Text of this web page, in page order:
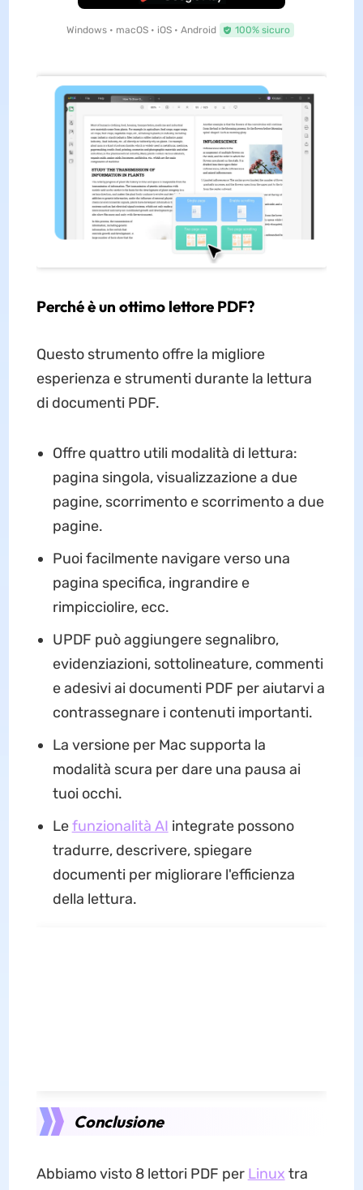
Windows • macOS • iOS • Android 100% sicuro
Perché è un ottimo lettore PDF?
Questo strumento offre la migliore
esperienza e strumenti durante la lettura
di documenti PDF.
Offre quattro utili modalità di lettura:
pagina singola, visualizzazione a due
pagine, scorrimento e scorrimento a due
pagine.
Puoi facilmente navigare verso una
pagina specifica, ingrandire e
rimpicciolire, ecc.
UPDF può aggiungere segnalibro,
evidenziazioni, sottolineature, commenti
e adesivi ai documenti PDF per aiutarvi a
contrassegnare i contenuti importanti.
La versione per Mac supporta la
modalità scura per dare una pausa ai
tuoi occhi.
Lefunzionalità AI integrate possono
tradurre, descrivere, spiegare
documenti per migliorare l'efficienza
della lettura.
Conclusione
Abbiamo visto 8 lettori PDF per Linux tra